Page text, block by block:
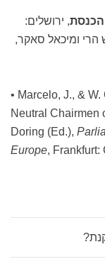
הכנסת, ירושלים:
הרי ומיכאל סאקר,
• Marcelo, J., &
Neutral Chairmen
Doring (Ed.),
Europe, Frankfurt: